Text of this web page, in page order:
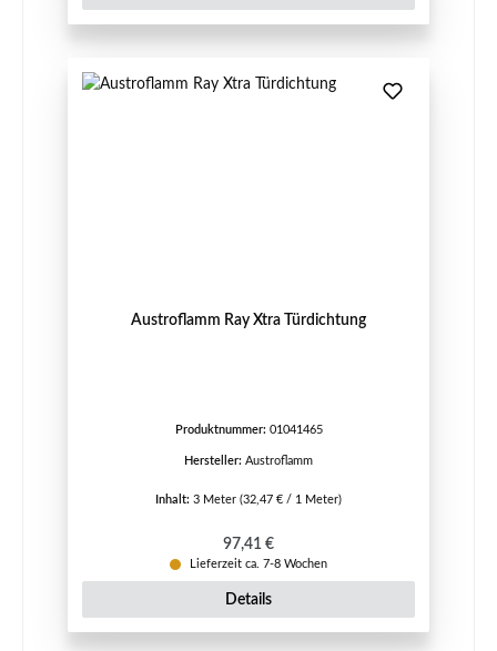
Austroflamm Ray Xtra Türdichtung
Produktnummer: 01041465
Hersteller: Austroflamm
Inhalt: 3 Meter (32,47 € / 1 Meter)
Regulärer Preis:
97,41 €
Lieferzeit ca. 7-8 Wochen
Details